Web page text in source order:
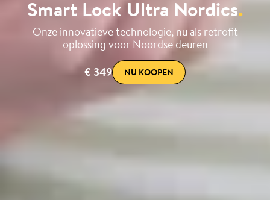
Smart Lock Ultra Nordics.
Onze innovatieve technologie, nu als retrofit
oplossing voor Noordse deuren
€ 349
NU KOOPEN